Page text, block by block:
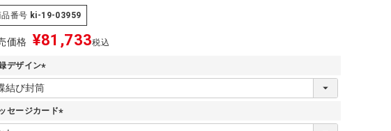
品番号 ki-19-03959
価格 ¥81,733税込
デザイン
(
必
須
)
セージカード